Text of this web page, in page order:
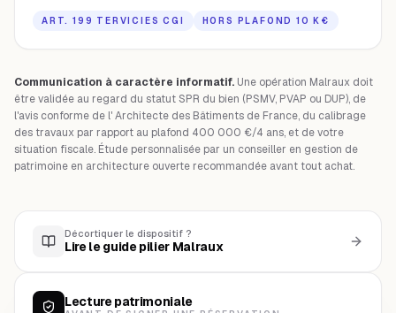
ART. 199 TERVICIES CGI HORS PLAFOND 10 K€
Communication à caractère informatif. Une opération Malraux doit
être validée au regard du statut SPR du bien (PSMV, PVAP ou DUP), de
l'avis conforme de l' Architecte des Bâtiments de France, du calibrage
des travaux par rapport au plafond 400 000 €/4 ans, et de votre
situation fiscale. Étude personnalisée par un conseiller en gestion de
patrimoine en architecture ouverte recommandée avant tout achat.
Décortiquer le dispositif ?
Lire le guide pilier Malraux
Lecture patrimoniale